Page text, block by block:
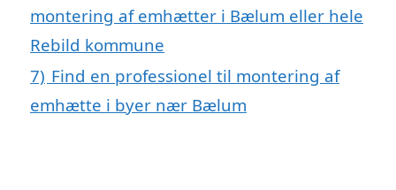
montering af emhætter i Bælum eller hele
Rebild kommune
7) Find en professionel til montering af
emhætte i byer nær Bælum